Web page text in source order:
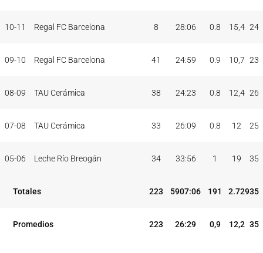
10-11 Regal FC Barcelona 8 28:06 0.8 15,4 24
09-10 Regal FC Barcelona 41 24:59 0.9 10,7 23
08-09 TAU Cerámica 38 24:23 0.8 12,4 26
07-08 TAU Cerámica 33 26:09 0.8 12 25
05-06 Leche Río Breogán 34 33:56 1 19 35
Totales 223 5907:06 191 2.72935
Promedios 223 26:29 0,9 12,2 35